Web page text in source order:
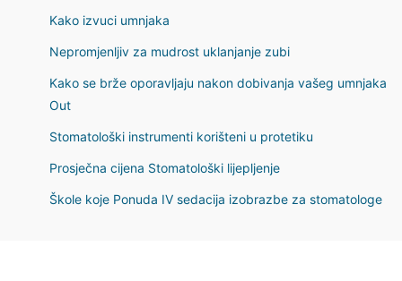
Kako izvuci umnjaka
Nepromjenljiv za mudrost uklanjanje zubi
Kako se brže oporavljaju nakon dobivanja vašeg umnjaka
Out
Stomatološki instrumenti korišteni u protetiku
Prosječna cijena Stomatološki lijepljenje
Škole koje Ponuda IV sedacija izobrazbe za stomatologe